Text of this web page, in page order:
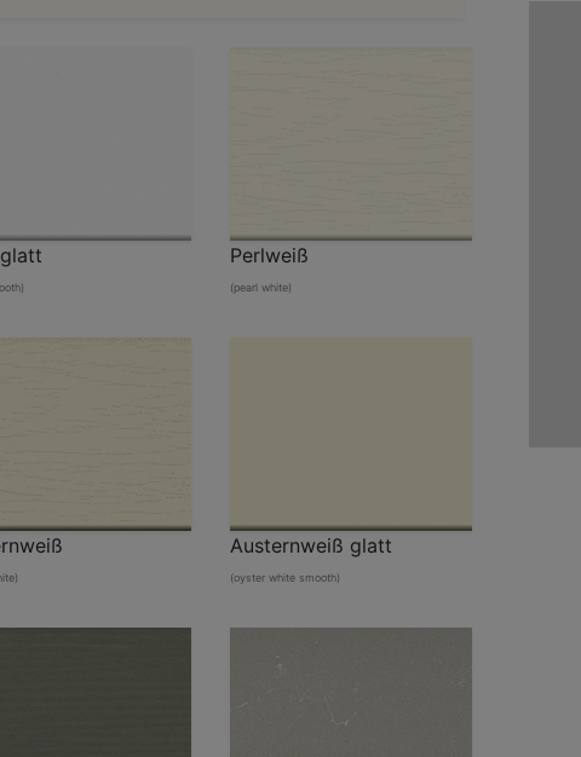
Perlweiß
(pearl white)
Austernweiß glatt
(oyster white smooth)